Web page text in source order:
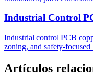
Industrial Control
Industrial control PCB
zoning, and safety-
Artículos